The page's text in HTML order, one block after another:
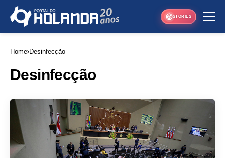
STORIES
Home Desinfecção
Desinfecção